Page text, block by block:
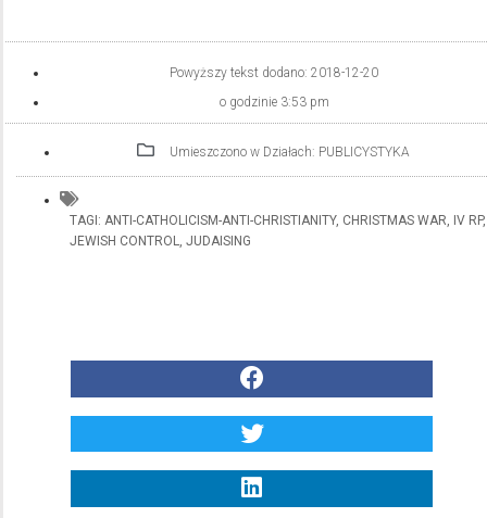
Powyższy tekst dodano: 2018-12-20
o godzinie 3:53 pm
Umieszczono w Działach: PUBLICYSTYKA
TAGI: ANTI-CATHOLICISM-ANTI-CHRISTIANITY, CHRISTMAS WAR, IV RP,
JEWISH CONTROL, JUDAISING